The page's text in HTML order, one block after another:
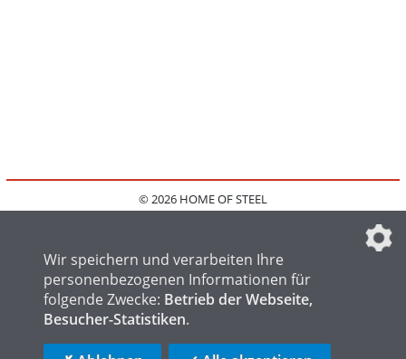
© 2026 HOME OF STEEL
IMPRESSUM
FAQ
DATENSCHUTZEINSTELLUNGEN
HOME OF LOGISTICS
Wir speichern und verarbeiten Ihre
personenbezogenen Informationen für
folgende Zwecke: Betrieb der Webseite,
Besucher-Statistiken.